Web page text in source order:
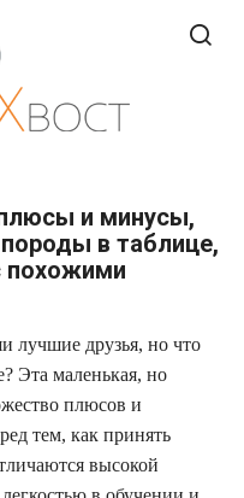
и минусы,
в таблице,
похожими
лучшие друзья, но что
Эта маленькая, но
плюсов и
тем, как принять
высокой